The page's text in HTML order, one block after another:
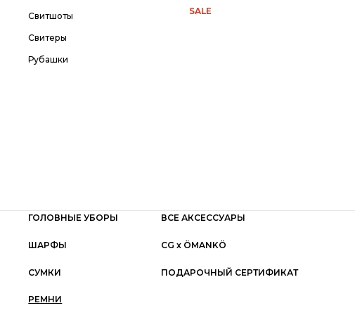
Свитшоты
Рубашки
Свитеры
SALE
ПОДАРОЧНЫЙ СЕРТИФИКАТ
СG x ÖMANKÖ
ВСЕ АКСЕССУАРЫ
ГОЛОВНЫЕ УБОРЫ
ШАРФЫ
СУМКИ
РЕМНИ